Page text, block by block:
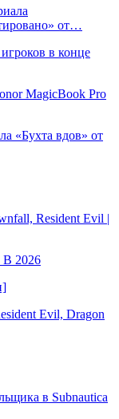
от…
в конце
MagicBook Pro
«Бухта вдов» от
Resident Evil |
2026
Evil, Dragon
в Subnautica